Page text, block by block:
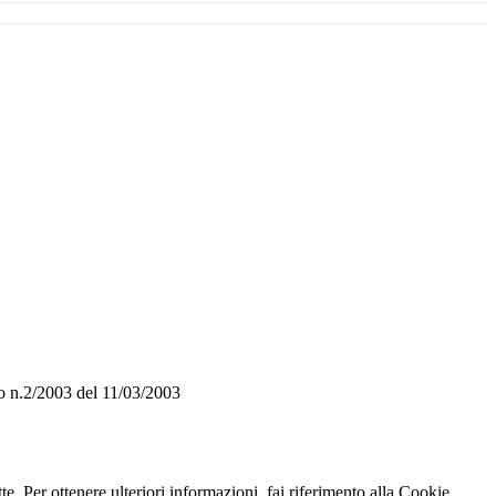
2003 del 11/03/2003
Per ottenere ulteriori informazioni, fai riferimento alla Cookie